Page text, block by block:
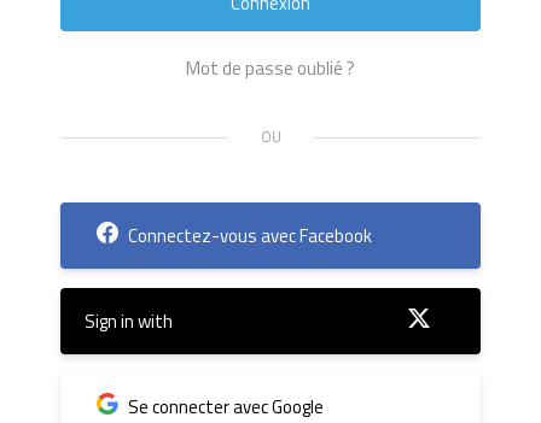
Mot de passe oublié ?
Connectez-vous avec Facebook
Sign in with
Se connecter avec Google